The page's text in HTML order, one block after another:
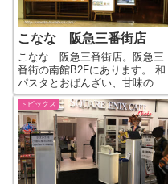
こなな 阪急三番街店
こなな 阪急三番街店。阪急三
番街の南館B2Fにあります。 和
パスタとおばんざい、甘味のお
店で、和カフェといった感じの
お店です。 和パスターは種類が
豊富です。創作風パスタで変わ
り種のパスタを味わえますよ。
こななのランチセット。 今週の
パスタ...
トピックス